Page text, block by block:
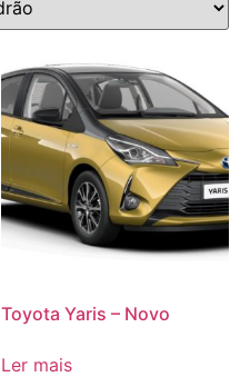
Toyota Yaris – Novo
Ler mais